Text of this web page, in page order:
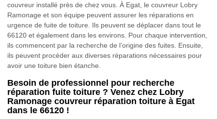
couvreur installé près de chez vous. À Egat, le couvreur Lobry
Ramonage et son équipe peuvent assurer les réparations en
urgence de fuite de toiture. Ils peuvent se déplacer dans tout le
66120 et également dans les environs. Pour chaque intervention,
ils commencent par la recherche de l’origine des fuites. Ensuite,
ils peuvent procéder aux diverses réparations nécessaires pour
avoir une toiture bien étanche.
Besoin de professionnel pour recherche
réparation fuite toiture ? Venez chez Lobry
Ramonage couvreur réparation toiture à Egat
dans le 66120 !